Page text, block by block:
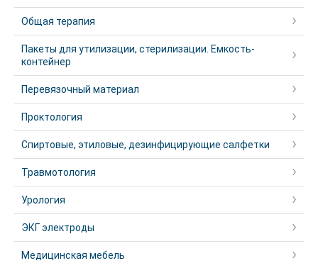
Общая терапия
Пакеты для утилизации, стерилизации. Емкость-
контейнер
Перевязочный материал
Проктология
Спиртовые, этиловые, дезинфицирующие салфетки
Травмотология
Урология
ЭКГ электроды
Медицинская мебель